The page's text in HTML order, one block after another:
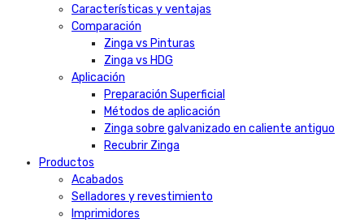
Características y ventajas
Comparación
Zinga vs Pinturas
Zinga vs HDG
Aplicación
Preparación Superficial
Métodos de aplicación
Zinga sobre galvanizado en caliente antiguo
Recubrir Zinga
Productos
Acabados
Selladores y revestimiento
Imprimidores